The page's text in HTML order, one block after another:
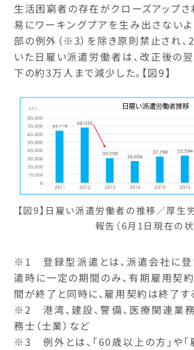
生活困窮者の存在がクローズアップさ
易にワーキングプアを生み出さない
部の例外（※3）を除き原則禁止され
いた日雇い派遣労働者は、改正後の
下の約3万人まで減少した。【図9】
【図9】日雇い派遣労働者の推移／厚生
報告（6月1日現在の状
※1 登録型派遣とは、派遣会社に登
遣時に一定の期間のみ、有期雇用契
間が終了と同時に、雇用契約は終了す
※2 港湾、建設、警備、医療関連業
務士（士業）など
※3 例外とは、「60歳以上の方」や